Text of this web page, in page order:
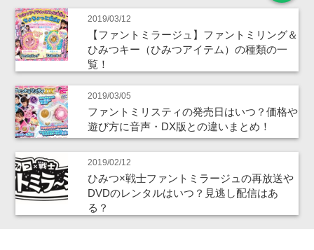
2019/03/12
【ファントミラージュ】ファントミリング＆
ひみつキー（ひみつアイテム）の種類の一
覧！
2019/03/05
ファントミリスティの発売日はいつ？価格や
遊び方に音声・DX版との違いまとめ！
2019/02/12
ひみつ×戦士ファントミラージュの再放送や
DVDのレンタルはいつ？見逃し配信はあ
る？